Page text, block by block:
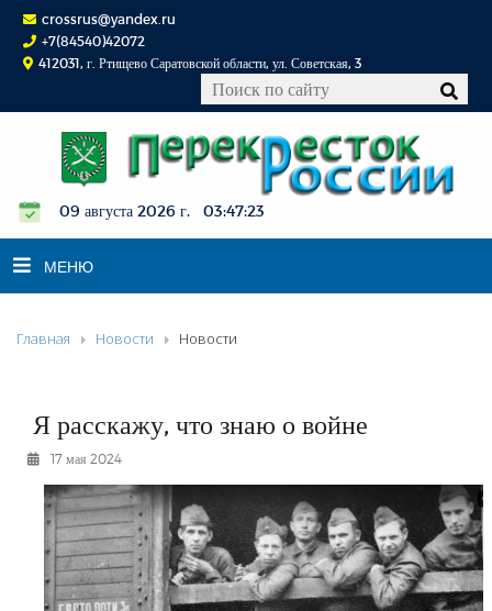
crossrus@yandex.ru
+7(84540)42072
412031, г. Ртищево Саратовской области, ул. Советская, 3
09 августа 2026 г. 03:47:24
МЕНЮ
НОВОСТИ
К СВЕДЕНИЮ
КОНКУРСЫ
ФОТОРЕПОРТАЖИ
РЕКЛАМОДАТЕЛЯМ
ОБЪЯВЛЕНИЯ
КОНТАКТЫ
Главная Новости Новости
Я расскажу, что знаю о войне
17 мая 2024